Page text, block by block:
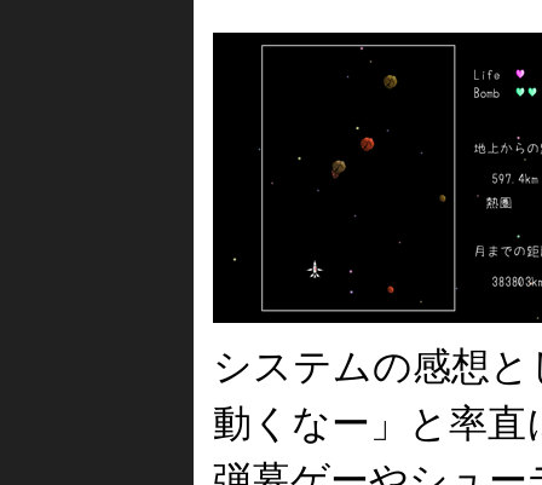
システムの感想
動くなー」と率